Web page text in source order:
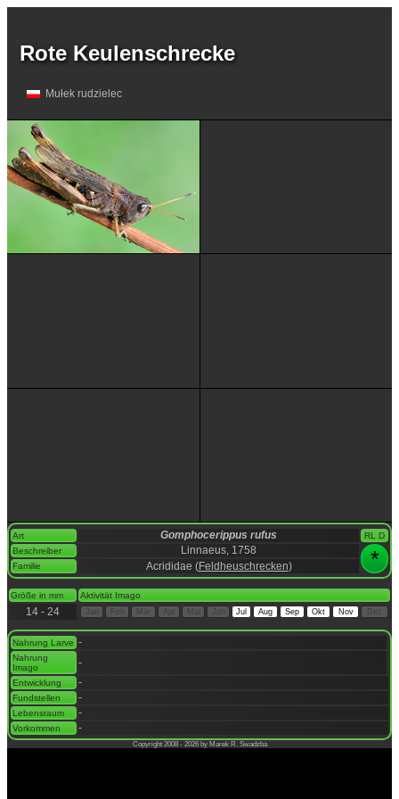
Rote Keulenschrecke
Mułek rudzielec
Art Gomphocerippus rufus
RL D
Beschreiber
Linnaeus, 1758 *
Familie Acrididae (Feldheuschrecken)
Größe in mm Aktivität Imago
14 - 24 Jul Aug Sep Okt Nov Dez
Nahrung Larve -
Nahrung
Imago
-
Entwicklung -
Fundstellen -
Lebensraum -
Vorkommen -
Copyright 2008 - 2026 by Marek R. Swadzba